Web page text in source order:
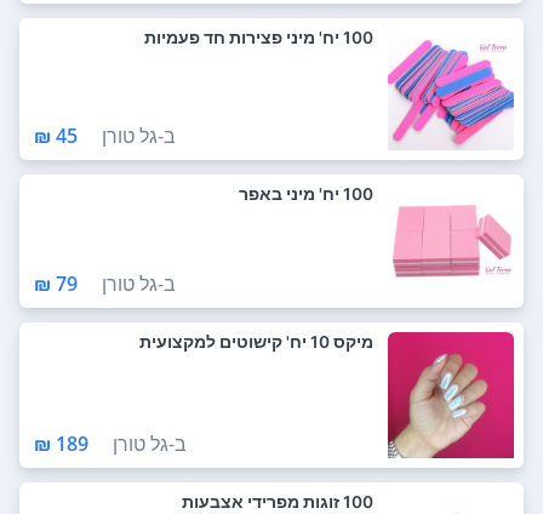
100 יח' מיני פצירות חד פעמיות
ב-גל טורן 45 ₪
100 יח' מיני באפר
ב-גל טורן 79 ₪
מיקס 10 יח' קישוטים למקצועית
ב-גל טורן 189 ₪
100 זוגות מפרידי אצבעות